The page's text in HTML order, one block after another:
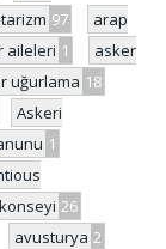
97
arap
aileleri 1
asker
uğurlama 18
Askeri
1
26
avusturya 2